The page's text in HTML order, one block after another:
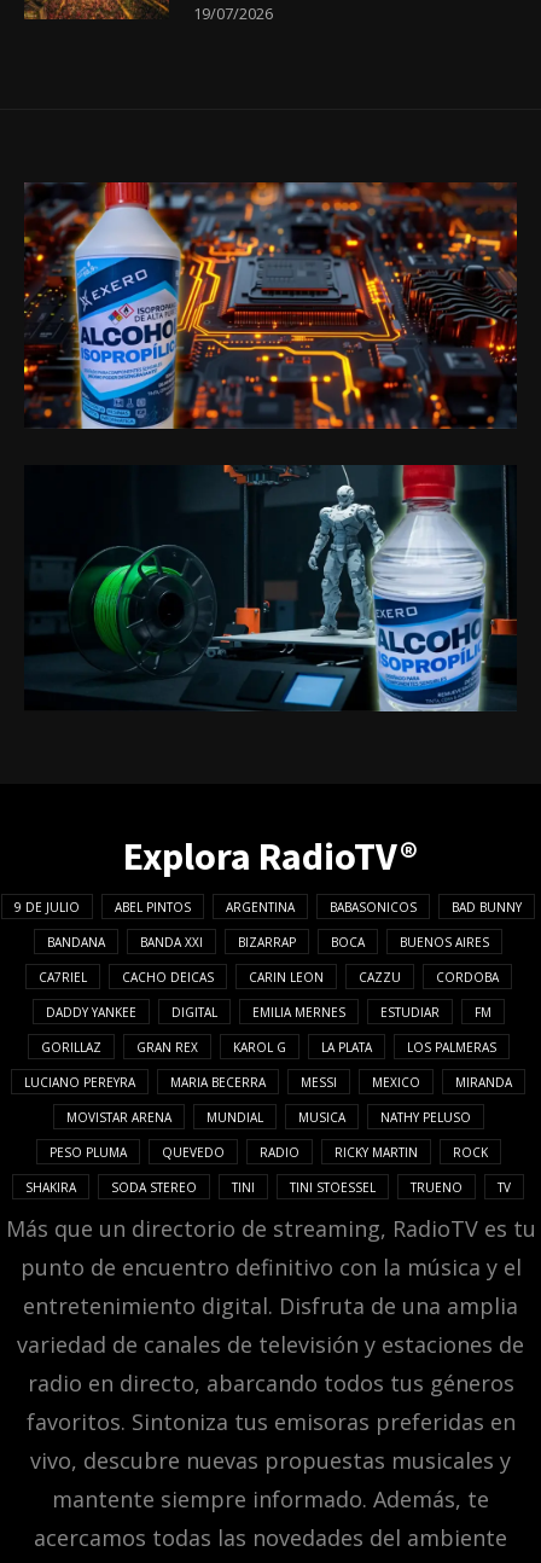
19/07/2026
Explora RadioTV®
9 DE JULIO ABEL PINTOS ARGENTINA BABASONICOS BAD BUNNY
BANDANA BANDA XXI BIZARRAP BOCA BUENOS AIRES
CA7RIEL CACHO DEICAS CARIN LEON CAZZU CORDOBA
DADDY YANKEE DIGITAL EMILIA MERNES ESTUDIAR FM
GORILLAZ GRAN REX KAROL G LA PLATA LOS PALMERAS
LUCIANO PEREYRA MARIA BECERRA MESSI MEXICO MIRANDA
MOVISTAR ARENA MUNDIAL MUSICA NATHY PELUSO
PESO PLUMA QUEVEDO RADIO RICKY MARTIN ROCK
SHAKIRA SODA STEREO TINI TINI STOESSEL TRUENO TV
Más que un directorio de streaming, RadioTV es tu
punto de encuentro definitivo con la música y el
entretenimiento digital. Disfruta de una amplia
variedad de canales de televisión y estaciones de
radio en directo, abarcando todos tus géneros
favoritos. Sintoniza tus emisoras preferidas en
vivo, descubre nuevas propuestas musicales y
mantente siempre informado. Además, te
acercamos todas las novedades del ambiente